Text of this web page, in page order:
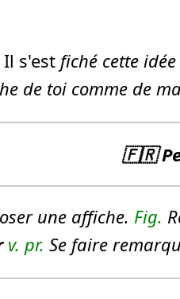
s'est fiché cette
de toi comme de
🇫🇷
une affiche. Fig.
v. pr. Se faire